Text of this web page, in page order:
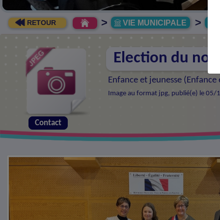
RETOUR > VIE MUNICIPALE >
Election du
Enfance et jeunesse (Enfance
Image au format jpg, publié(e) le
Contact